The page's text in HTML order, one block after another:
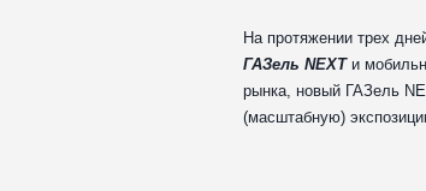
На протяжении трех
ГАЗель NEXT и
рынка, новый ГАЗель
(масштабную)